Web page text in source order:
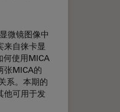
微镜图像中
来自徕卡显
何使用MICA
张MICA的
系。本期的
他可用于发